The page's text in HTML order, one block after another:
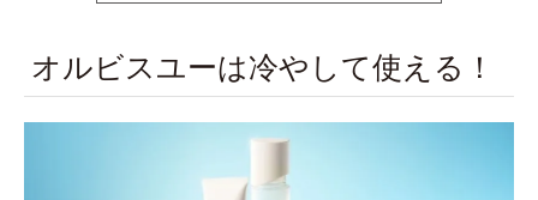
オルビスユーは冷やして使える！